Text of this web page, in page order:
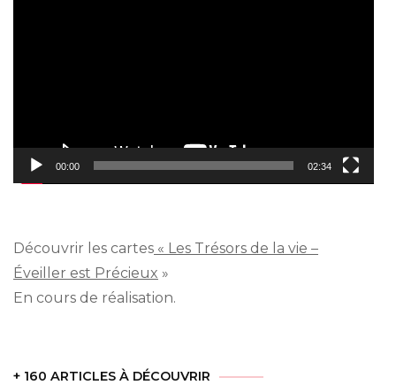
00:00 02:34
Découvrir les cartes « Les Trésors de la vie –
Éveiller est Précieux »
En cours de réalisation.
+ 160 ARTICLES À DÉCOUVRIR